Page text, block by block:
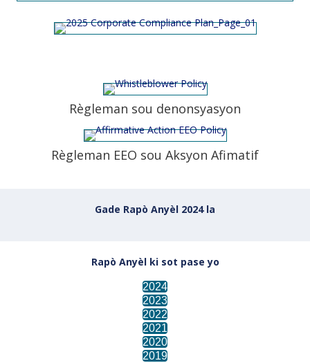
Règleman sou denonsyasyon
Règleman EEO sou Aksyon Afimatif
Gade Rapò Anyèl 2024 la
Rapò Anyèl ki sot pase yo
2024
2023
2022
2021
2020
2019